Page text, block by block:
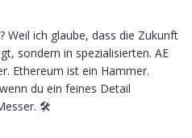
Weil ich glaube, dass die Zukunft
sondern in spezialisierten. AE
Ethereum ist ein Hammer.
du ein feines Detail
🛠️